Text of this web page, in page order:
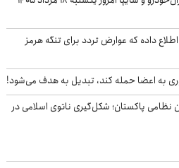
داده که عوارض تردد برای تنگه هرمز
به اعضا حمله کند، تبدیل به هدف می‌شود!
نظامی پاکستان؛ شکل‌گیری ناتوی اسلامی در